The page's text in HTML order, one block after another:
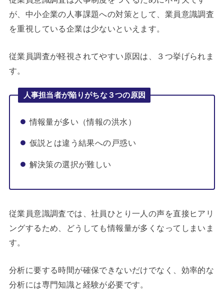
が、中小企業の人事課題への対策として、業員意識調査
を重視している企業は少ないといえます。
従業員調査が軽視されてやすい原因は、３つ挙げられま
す。
人事担当者が陥りがちな３つの原因
情報量が多い（情報の洪水）
仮説とは違う結果への戸惑い
解決策の選択が難しい
従業員意識調査では、社員ひとり一人の声を直接ヒアリ
ングするため、どうしても情報量が多くなってしまいま
す。
分析に要する時間が確保できないだけでなく、効率的な
分析には専門知識と経験が必要です。